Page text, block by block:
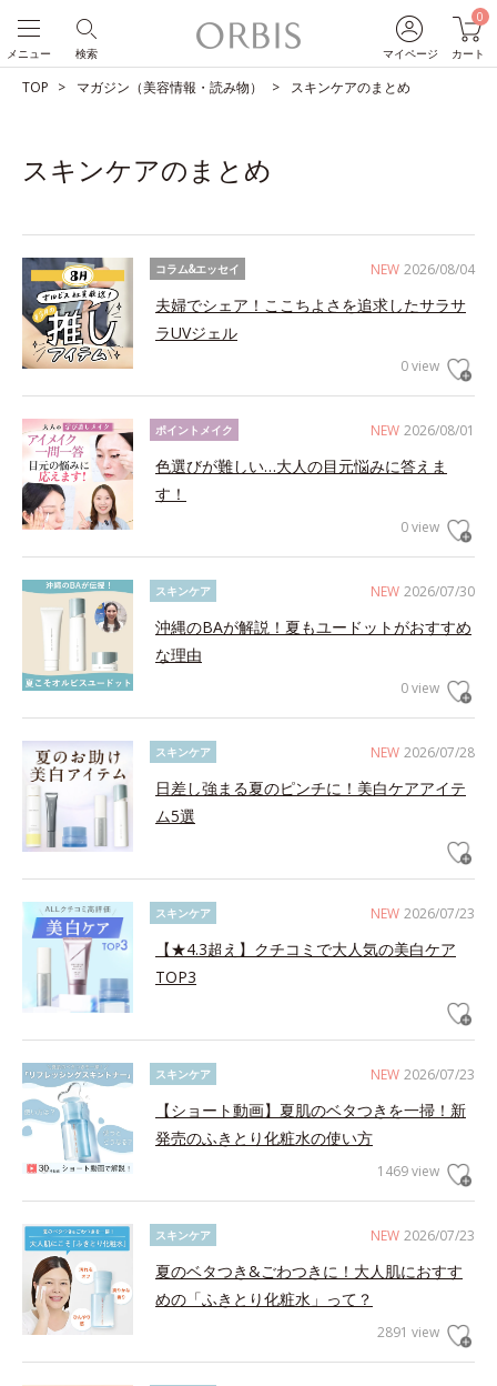
マイページ
0
カート
検索
メニュー
TOP マガジン（美容情報・読み物） スキンケアのまとめ
スキンケアのまとめ
NEW 2026/08/04
コラム&エッセイ
夫婦でシェア！ここちよさを追求したサラサ
ラUVジェル
0 view
NEW 2026/08/01
ポイントメイク
色選びが難しい…大人の目元悩みに答えま
す！
0 view
NEW 2026/07/30
スキンケア
沖縄のBAが解説！夏もユードットがおすすめ
な理由
0 view
NEW 2026/07/28
スキンケア
日差し強まる夏のピンチに！美白ケアアイテ
ム5選
NEW 2026/07/23
スキンケア
【★4.3超え】クチコミで大人気の美白ケア
TOP3
NEW 2026/07/23
スキンケア
【ショート動画】夏肌のベタつきを一掃！新
発売のふきとり化粧水の使い方
1469 view
NEW 2026/07/23
スキンケア
夏のベタつき&ごわつきに！大人肌におすす
めの「ふきとり化粧水」って？
2891 view